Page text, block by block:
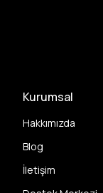
Kurumsal
Hakkımızda
Blog
İletişim